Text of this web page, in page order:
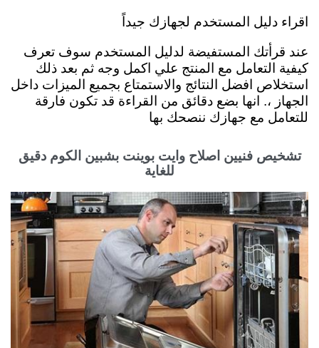
اقراء دليل المستخدم لجهازك جيداً
عند قرأتك المستفيضة لدليل المستخدم سوف تعرف
كيفية التعامل مع المنتج علي اكمل وجه ثم بعد ذلك
استخلاص افضل النتائج والاستمتاع بجميع الميزات داخل
الجهاز ،. انها بضع دقائق من القراءة قد تكون فارقة
للتعامل مع جهازك ننصحك بها
تشخيص فنيين اصلاح وايت بوينت بشبين الكوم دقيق
للغاية